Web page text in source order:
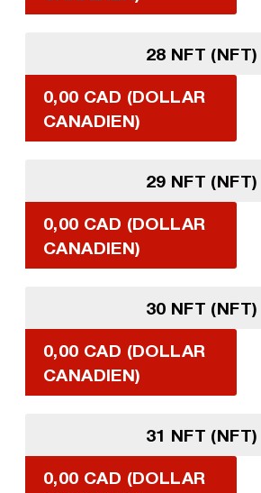
28 NFT (NFT)
0,00 CAD (DOLLAR
CANADIEN)
29 NFT (NFT)
0,00 CAD (DOLLAR
CANADIEN)
30 NFT (NFT)
0,00 CAD (DOLLAR
CANADIEN)
31 NFT (NFT)
0,00 CAD (DOLLAR